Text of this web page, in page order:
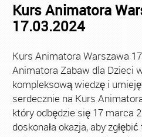
Kurs Animatora
17.03.2024
Kurs Animatora Warszawa
Animatora Zabaw dla Dzieci
kompleksową wiedzę i
serdecznie na Kurs
który odbędzie się 17 marca
doskonała okazja, aby